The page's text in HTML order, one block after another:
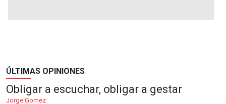
ÚLTIMAS OPINIONES
Obligar a escuchar, obligar a gestar
Jorge Gomez